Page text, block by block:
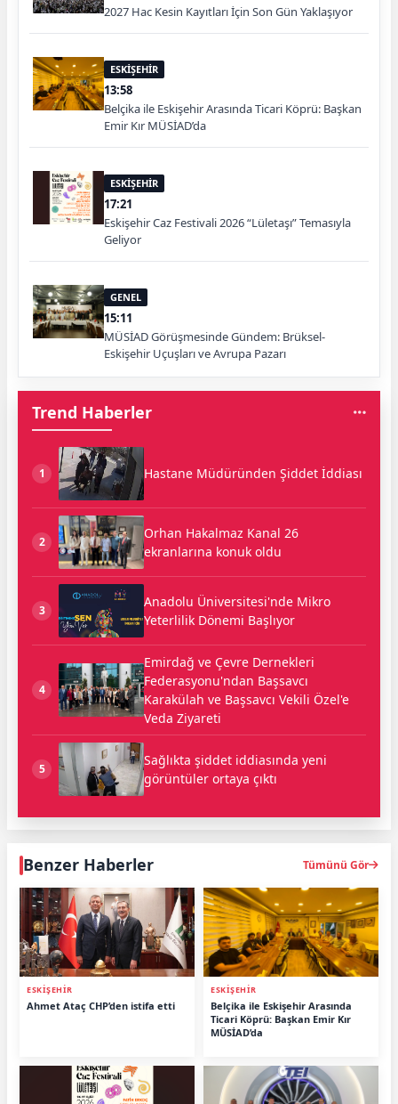
2027 Hac Kesin Kayıtları İçin Son Gün Yaklaşıyor
ESKİŞEHİR
13:58
Belçika ile Eskişehir Arasında Ticari Köprü: Başkan
Emir Kır MÜSİAD’da
ESKİŞEHİR
17:21
Eskişehir Caz Festivali 2026 “Lületaşı” Temasıyla
Geliyor
GENEL
15:11
MÜSİAD Görüşmesinde Gündem: Brüksel-
Eskişehir Uçuşları ve Avrupa Pazarı
Trend Haberler
1 Hastane Müdüründen Şiddet İddiası
2
Orhan Hakalmaz Kanal 26
ekranlarına konuk oldu
3
Anadolu Üniversitesi'nde Mikro
Yeterlilik Dönemi Başlıyor
4
Emirdağ ve Çevre Dernekleri
Federasyonu'ndan Başsavcı
Karakülah ve Başsavcı Vekili Özel'e
Veda Ziyareti
5
Sağlıkta şiddet iddiasında yeni
görüntüler ortaya çıktı
Benzer Haberler Tümünü Gör
ESKİŞEHİR
Ahmet Ataç CHP’den istifa etti
ESKİŞEHİR
Belçika ile Eskişehir Arasında
Ticari Köprü: Başkan Emir Kır
MÜSİAD’da